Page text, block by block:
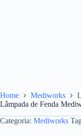
Home Mediworks
Lâmpada de Fenda
Categoria: Mediworks